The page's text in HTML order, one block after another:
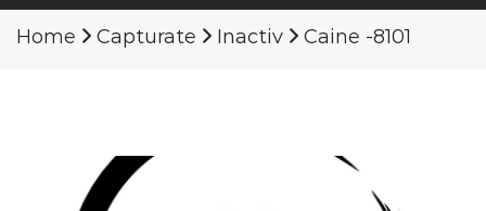
Home Capturate Inactiv Caine -8101